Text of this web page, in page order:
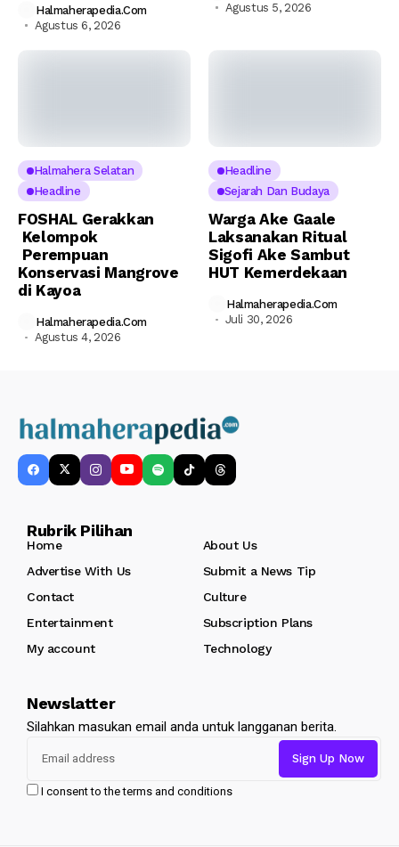
Halmaherapedia.com
Agustus 6, 2026
Agustus 5, 2026
Halmahera Selatan
Headline
FOSHAL Gerakkan
Kelompok
Perempuan
Konservasi Mangrove
di Kayoa
Halmaherapedia.com
Agustus 4, 2026
Headline
Sejarah Dan Budaya
Warga Ake Gaale
Laksanakan Ritual
Sigofi Ake Sambut
HUT Kemerdekaan
Halmaherapedia.com
Juli 30, 2026
Rubrik Pilihan
Home
About Us
Advertise With Us
Submit a News Tip
Contact
Culture
Entertainment
Subscription Plans
My account
Technology
Newslatter
Silahkan masukan email anda untuk langganan berita.
I consent to the terms and conditions